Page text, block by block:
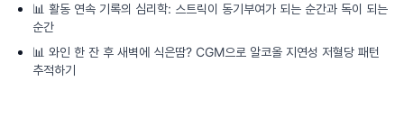
📊 활동 연속 기록의 심리학: 스트릭이 동기부여가 되는 순간과 독이 되는
순간
📊 와인 한 잔 후 새벽에 식은땀? CGM으로 알코올 지연성 저혈당 패턴
추적하기